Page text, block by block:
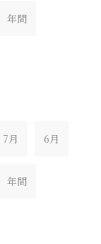
年間
7月 6月
年間